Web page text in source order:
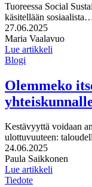
Tuoreessa Social
käsitellään
Julkaistu:
27.06.2025
Kirjoittajat:
Maria Vaalavuo
Lue artikkeli
Blogi
Olemmeko
Kestävyyttä voidaan
ulottuvuuteen:
Julkaistu:
24.06.2025
Kirjoittajat:
Paula Saikkonen
Lue artikkeli
Tiedote